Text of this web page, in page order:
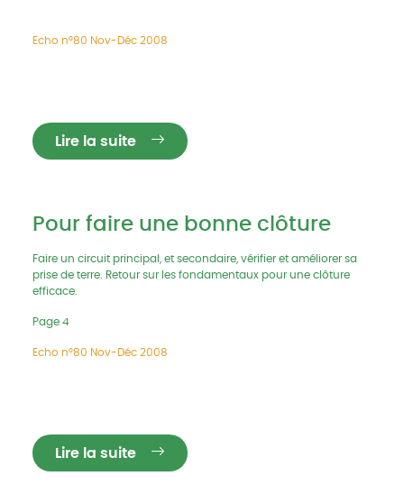
Echo n°80 Nov-Déc 2008
Lire la suite
Pour faire une bonne clôture
Faire un circuit principal, et secondaire, vérifier et améliorer sa
prise de terre. Retour sur les fondamentaux pour une clôture
efficace.
Page 4
Echo n°80 Nov-Déc 2008
Lire la suite